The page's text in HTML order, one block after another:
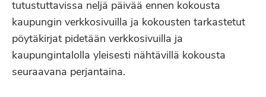
tutustuttavissa neljä päivää ennen kokousta
kaupungin verkkosivuilla ja kokousten tarkastetut
pöytäkirjat pidetään verkkosivuilla ja
kaupungintalolla yleisesti nähtävillä kokousta
seuraavana perjantaina.